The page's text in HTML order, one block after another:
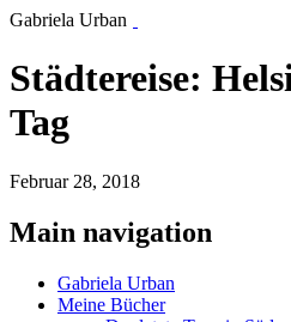
Gabriela Urban
Städtereise:
Tag
Februar 28, 2018
Main navigation
Gabriela Urban
Meine Bücher